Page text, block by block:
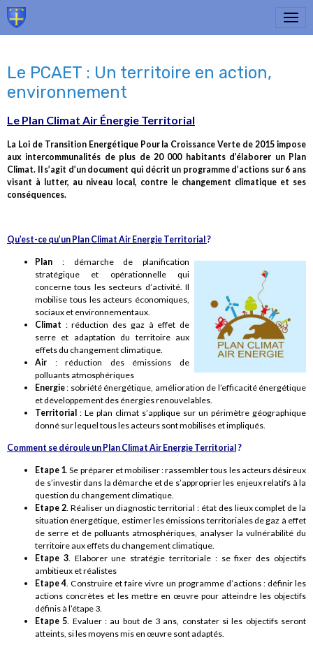
Le PCAET : Un territoire en action,
environnement
Le Plan Climat Air Énergie Territorial
La Loi de Transition Energétique Pour la Croissance Verte de 2015 impose
aux intercommunalités de plus de 20 000 habitants d’élaborer un Plan
Climat. Il s’agit d’un document qui décrit un programme d’actions sur 6 ans
visant à lutter, au niveau local, contre le changement climatique et ses
conséquences.
Qu’est-ce qu’un Plan Climat Air Energie Territorial ?
Plan : démarche de planification
stratégique et opérationnelle qui
concerne tous les secteurs d’activité. Il
mobilise tous les acteurs économiques,
sociaux et environnementaux.
Climat : réduction des gaz à effet de
serre et adaptation du territoire aux
effets du changement climatique.
Air : réduction des émissions de
polluants atmosphériques
Energie: sobriété énergétique, amélioration de l’efficacité énergétique
et développement des énergies renouvelables.
Territorial : Le plan climat s’applique sur un périmètre géographique
donné sur lequel tous les acteurs sont mobilisés et impliqués.
Comment se déroule un Plan Climat Air Energie Territorial ?
Etape 1. Se préparer et mobiliser : rassembler tous les acteurs désireux
de s’investir dans la démarche et de s’approprier les enjeux relatifs à la
question du changement climatique.
Etape 2. Réaliser un diagnostic territorial : état des lieux complet de la
situation énergétique, estimer les émissions territoriales de gaz à effet
de serre et de polluants atmosphériques, analyser la vulnérabilité du
territoire aux effets du changement climatique.
Etape 3. Elaborer une stratégie territoriale : se fixer des objectifs
ambitieux et réalistes
Etape 4. Construire et faire vivre un programme d’actions : définir les
actions concrètes et les mettre en œuvre pour atteindre les objectifs
définis à l’étape 3.
Etape 5. Evaluer : au bout de 3 ans, constater si les objectifs seront
atteints, si les moyens mis en œuvre sont adaptés.